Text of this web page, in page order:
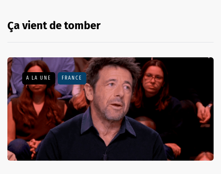
Ça vient de tomber
A LA UNE FRANCE